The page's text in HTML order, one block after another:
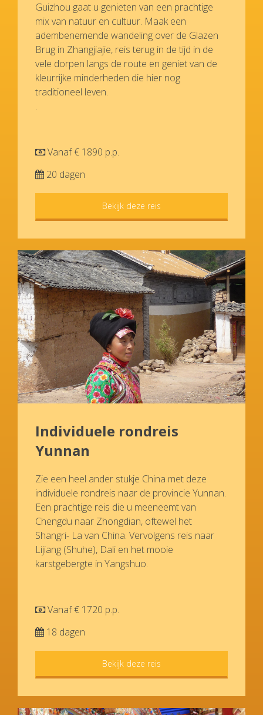
Guizhou gaat u genieten van een prachtige
mix van natuur en cultuur. Maak een
adembenemende wandeling over de Glazen
Brug in Zhangjiajie, reis terug in de tijd in de
vele dorpen langs de route en geniet van de
kleurrijke minderheden die hier nog
traditioneel leven.
.
Vanaf € 1890 p.p.
20 dagen
Bekijk deze reis
Individuele rondreis
Yunnan
Zie een heel ander stukje China met deze
individuele rondreis naar de provincie Yunnan.
Een prachtige reis die u meeneemt van
Chengdu naar Zhongdian, oftewel het
Shangri- La van China. Vervolgens reis naar
Lijiang (Shuhe), Dali en het mooie
karstgebergte in Yangshuo.
Vanaf € 1720 p.p.
18 dagen
Bekijk deze reis